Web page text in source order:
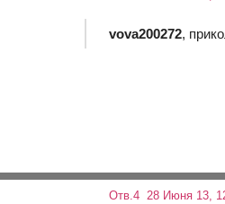
vova200272,
Отв.4 28 Июня 13,